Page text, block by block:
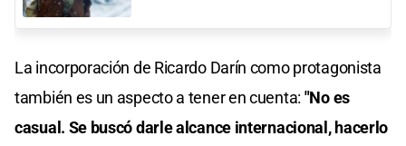
La incorporación de Ricardo Darín como protagonista
también es un aspecto a tener en cuenta: "No es
casual. Se buscó darle alcance internacional, hacerlo